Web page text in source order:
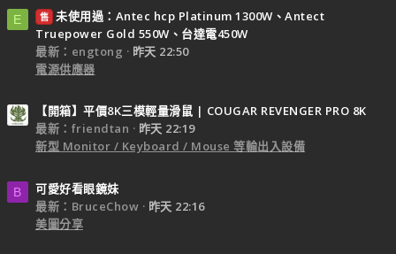
E 售 未使用過：Antec hcp Platinum 1300W、Antect
Truepower Gold 550W、台達電450W
最新：engtong
昨天 22:50
電源供應器
【開箱】平價8K三模輕量滑鼠 | COUGAR REVENGER PRO 8K
最新：friendtan
昨天 22:19
新型 Monitor / Keyboard / Mouse 等輸出入設備
B
可愛好看眼鏡妹
最新：BruceChow
昨天 22:16
美圖分享